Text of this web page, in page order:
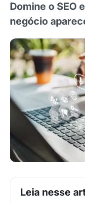
ESTUDOS
CASES DE
Domine o SEO
negócio